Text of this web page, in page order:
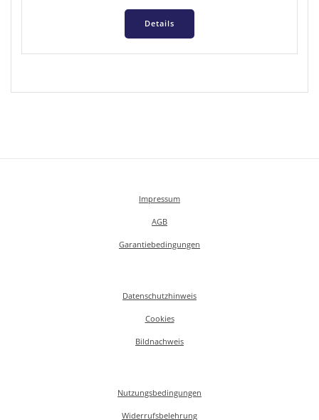
Details
Impressum
AGB
Garantiebedingungen
Datenschutzhinweis
Cookies
Bildnachweis
Nutzungsbedingungen
Widerrufsbelehrung